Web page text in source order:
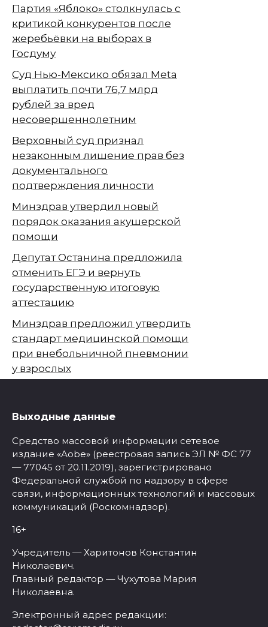
Партия «Яблоко» столкнулась с
критикой конкурентов после
жеребьёвки на выборах в
Госдуму
Суд Нью-Мексико обязал Meta
выплатить почти 76,7 млрд
рублей за вред
несовершеннолетним
Верховный суд признал
незаконным лишение прав без
документального
подтверждения личности
Минздрав утвердил новый
порядок оказания акушерской
помощи
Депутат Останина предложила
отменить ЕГЭ и вернуть
государственную итоговую
аттестацию
Минздрав предложил утвердить
стандарт медицинской помощи
при внебольничной пневмонии
у взрослых
Выходные данные
Средство массовой информации сетевое
издание «Aobe» (реестровая запись ЭЛ № ФС 77
— 77045 от 20.11.2019), зарегистрировано
Федеральной службой по надзору в сфере
связи, информационных технологий и массовых
коммуникаций (Роскомнадзор).
16+
Учредитель — Харитонов Константин
Николаевич.
Главный редактор — Чухутова Мария
Николаевна.
Электронный адрес редакции: